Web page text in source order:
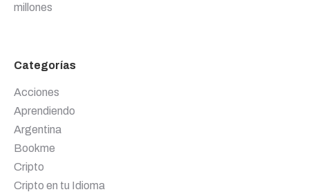
millones
Categorías
Acciones
Aprendiendo
Argentina
Bookme
Cripto
Cripto en tu Idioma